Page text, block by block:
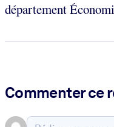
département
Commenter ce